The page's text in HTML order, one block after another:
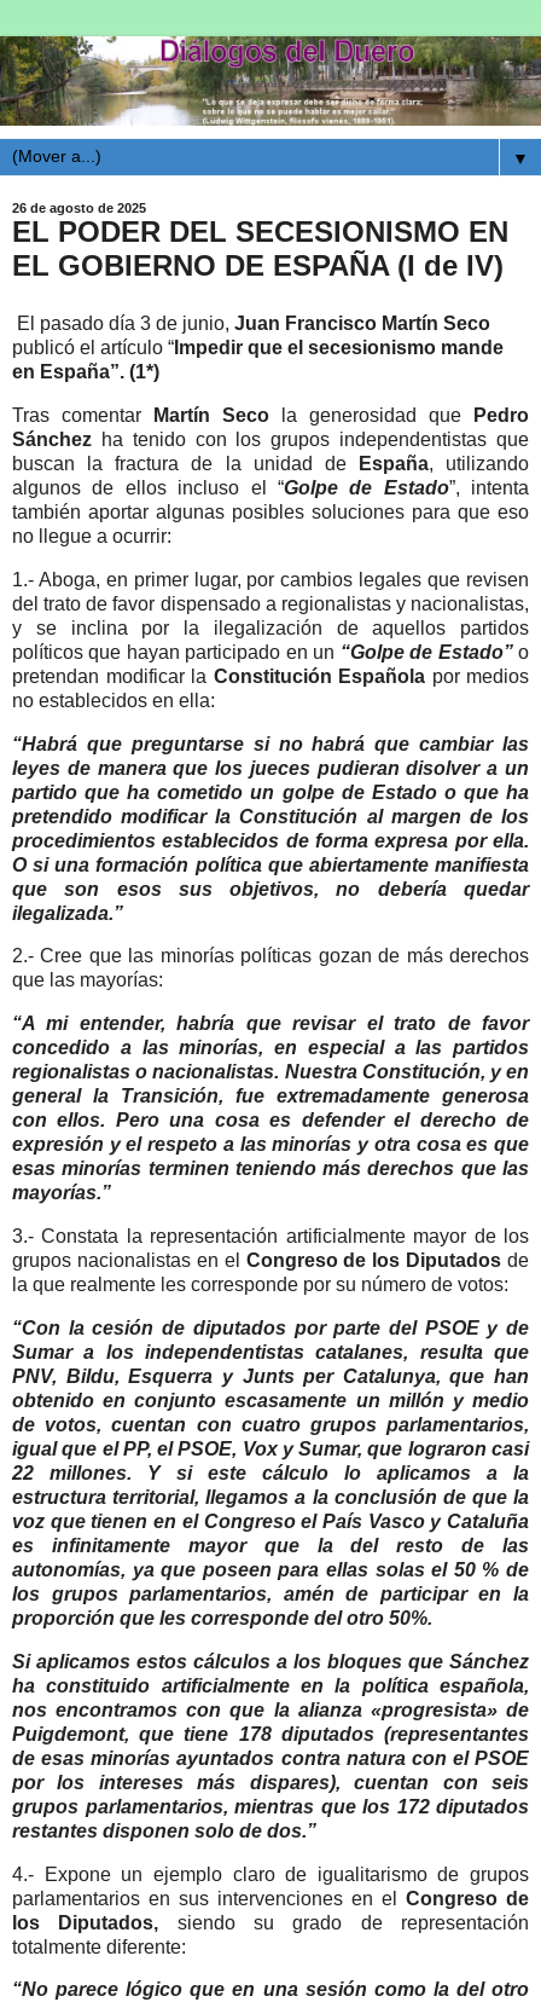
▼
26 de agosto de 2025
EL PODER DEL SECESIONISMO EN
EL GOBIERNO DE ESPAÑA (I de IV)
El pasado día 3 de junio, Juan Francisco Martín Seco
publicó el artículo “ Impedir que el secesionismo mande
en España”. (1*)
Tras comentar Martín Seco la generosidad que
Pedro
Sánchez ha tenido con los grupos independentistas que
buscan la fractura de la unidad de
España, utilizando
algunos de ellos incluso el “Golpe de Estado”, intenta
también aportar algunas posibles soluciones para que eso
no llegue a ocurrir:
1.- Aboga, en primer lugar, por cambios legales que revisen
del trato de favor dispensado a regionalistas y nacionalistas,
y se inclina por la ilegalización de aquellos partidos
políticos que hayan participado en un “Golpe de Estado”o
pretendan modificar la Constitución Española por medios
no establecidos en ella:
“Habrá que preguntarse si no habrá que cambiar las
leyes de manera que los jueces pudieran disolver a un
partido que ha cometido un golpe de Estado o que ha
pretendido modificar la Constitución al margen de los
procedimientos establecidos de forma expresa por ella.
O si una formación política que abiertamente manifiesta
que son esos sus objetivos, no debería quedar
ilegalizada.”
2.- Cree que las minorías políticas gozan de más derechos
que las mayorías:
“A mi entender, habría que revisar el trato de favor
concedido a las minorías, en especial a las partidos
regionalistas o nacionalistas. Nuestra Constitución, y en
general la Transición, fue extremadamente generosa
con ellos. Pero una cosa es defender el derecho de
expresión y el respeto a las minorías y otra cosa es que
esas minorías terminen teniendo más derechos que las
mayorías.”
3.- Constata la representación artificialmente mayor de los
grupos nacionalistas en el Congreso de los Diputados de
la que realmente les corresponde por su número de votos:
“Con la cesión de diputados por parte del PSOE y de
Sumar a los independentistas catalanes, resulta que
PNV, Bildu, Esquerra y Junts per Catalunya, que han
obtenido en conjunto escasamente un millón y medio
de votos, cuentan con cuatro grupos parlamentarios,
igual que el PP, el PSOE, Vox y Sumar, que lograron casi
22 millones. Y si este cálculo lo aplicamos a la
estructura territorial, llegamos a la conclusión de que la
voz que tienen en el Congreso el País Vasco y Cataluña
es infinitamente mayor que la del resto de las
autonomías, ya que poseen para ellas solas el 50 % de
los grupos parlamentarios, amén de participar en la
proporción que les corresponde del otro 50%.
Si aplicamos estos cálculos a los bloques que Sánchez
ha constituido artificialmente en la política española,
nos encontramos con que la alianza «progresista» de
Puigdemont, que tiene 178 diputados (representantes
de esas minorías ayuntados contra natura con el PSOE
por los intereses más dispares), cuentan con seis
grupos parlamentarios, mientras que los 172 diputados
restantes disponen solo de dos.”
4.-
Expone un ejemplo claro de igualitarismo de grupos
parlamentarios en sus intervenciones en el Congreso de
los Diputados, siendo su grado de representación
totalmente diferente:
“No parece lógico que en una sesión como la del otro